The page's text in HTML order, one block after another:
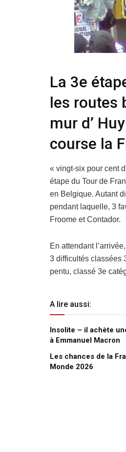
La 3e
les routes
mur d’
course la
« vingt-six pour cent
étape du Tour de
en Belgique. Autant
pendant laquelle, 3
Froome et Contador.
En attendant
3 difficultés classées
pentu, classé 3e
A lire aussi:
Insolite – il achète
à Emmanuel Macron
Les chances de la
Monde 2026